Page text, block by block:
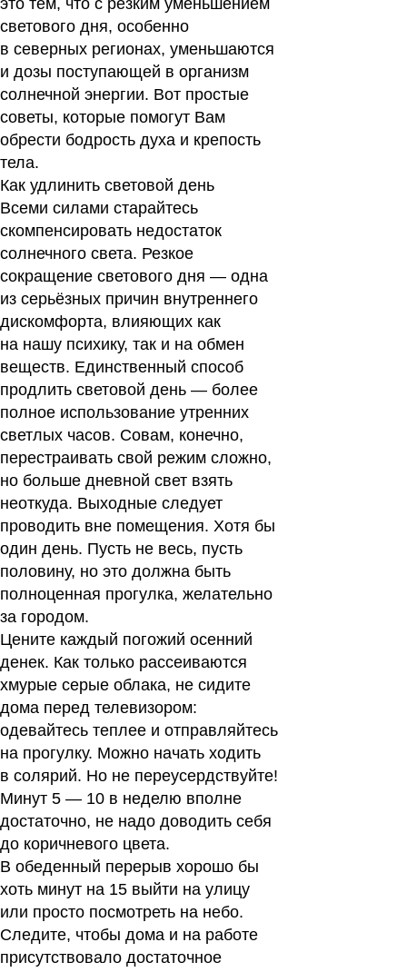
это тем, что с резким уменьшением
светового дня, особенно
в северных регионах, уменьшаются
и дозы поступающей в организм
солнечной энергии. Вот простые
советы, которые помогут Вам
обрести бодрость духа и крепость
тела.
Как удлинить световой день
Всеми силами старайтесь
скомпенсировать недостаток
солнечного света. Резкое
сокращение светового дня — одна
из серьёзных причин внутреннего
дискомфорта, влияющих как
на нашу психику, так и на обмен
веществ. Единственный способ
продлить световой день — более
полное использование утренних
светлых часов. Совам, конечно,
перестраивать свой режим сложно,
но больше дневной свет взять
неоткуда. Выходные следует
проводить вне помещения. Хотя бы
один день. Пусть не весь, пусть
половину, но это должна быть
полноценная прогулка, желательно
за городом.
Цените каждый погожий осенний
денек. Как только рассеиваются
хмурые серые облака, не сидите
дома перед телевизором:
одевайтесь теплее и отправляйтесь
на прогулку. Можно начать ходить
в солярий. Но не переусердствуйте!
Минут 5 — 10 в неделю вполне
достаточно, не надо доводить себя
до коричневого цвета.
В обеденный перерыв хорошо бы
хоть минут на 15 выйти на улицу
или просто посмотреть на небо.
Следите, чтобы дома и на работе
присутствовало достаточное